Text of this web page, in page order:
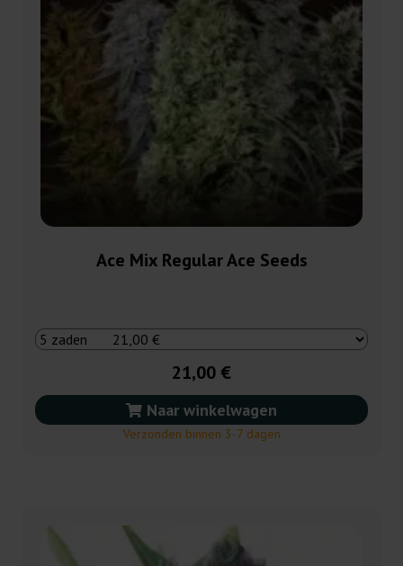
Ace Mix Regular Ace Seeds
21,00 €
Naar winkelwagen
Verzonden binnen 3-7 dagen